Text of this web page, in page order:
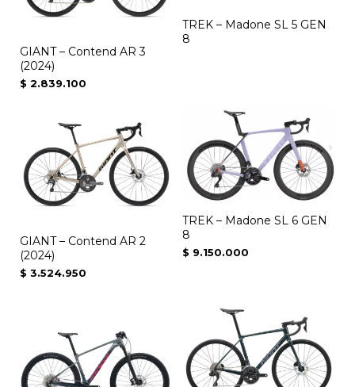
GIANT – Contend AR 3
(2024)
$ 2.839.100
variantes.
opciones
se
pueden
página
de
TREK – Madone SL 5 GEN
8
GIANT – Contend AR 2
(2024)
$ 3.524.950
TREK – Madone SL 6 GEN
8
$ 9.150.000